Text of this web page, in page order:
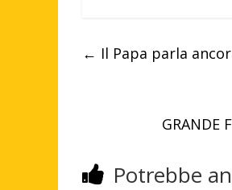
← Il Papa parla
GRANDE
Potrebbe